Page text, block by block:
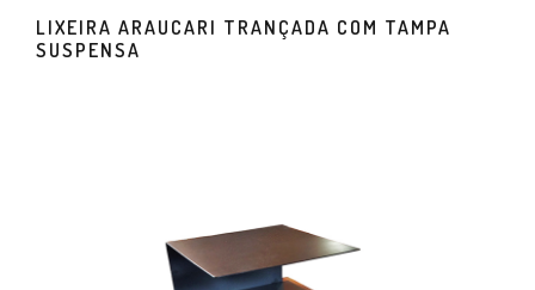
LIXEIRA ARAUCARI TRANÇADA COM TAMPA
SUSPENSA